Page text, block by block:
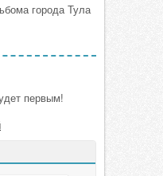
города Тула
первым!